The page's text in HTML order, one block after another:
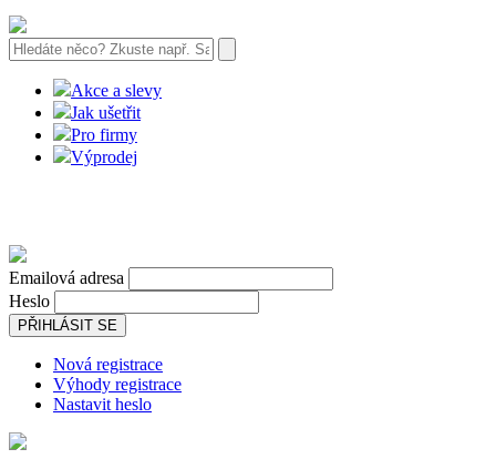
Akce a slevy
Jak ušetřit
Pro firmy
Výprodej
Emailová adresa
Heslo
PŘIHLÁSIT SE
Nová registrace
Výhody registrace
Nastavit heslo